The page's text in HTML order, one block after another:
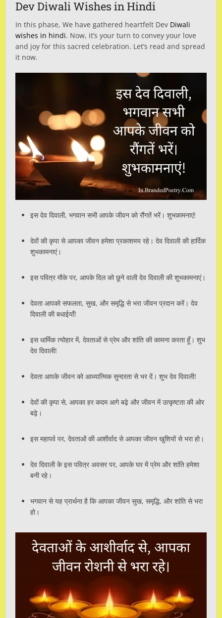
Dev Diwali Wishes in Hindi
In this phase, We have gathered heartfelt Dev Diwali
wishes in hindi. Now, it’s your turn to convey your love
and joy for this sacred celebration. Let’s read and spread
it now.
इस देव दिवाली, भगवान सभी आपके जीवन को रौंगतें भरें। शुभकामनाएं!
देवों की कृपा से आपका जीवन हमेशा प्रकाशमय रहे। देव दिवाली की हार्दिक
शुभकामनाएं।
इस पवित्र मौके पर, आपके दिल को छूने वाली देव दिवाली की शुभकामनाएं।
देवता आपको सफलता, सुख, और समृद्धि से भरा जीवन प्रदान करें। देव
दिवाली की बधाईयाँ!
इस धार्मिक त्योहार में, देवताओं से प्रेम और शांति की कामना करता हूँ। शुभ
देव दिवाली!
देवता आपके जीवन को आध्यात्मिक सुन्दरता से भर दें। शुभ देव दिवाली!
देवों की कृपा से, आपका हर कदम आगे बढ़े और जीवन में उत्कृष्टता की ओर
बढ़े।
इस महापर्व पर, देवताओं की आशीर्वाद से आपका जीवन खुशियों से भरा हो।
देव दिवाली के इस पवित्र अवसर पर, आपके घर में प्रेम और शांति हमेशा
बनी रहे।
भगवान से यह प्रार्थना है कि आपका जीवन सुख, समृद्धि, और शांति से भरा
हो।